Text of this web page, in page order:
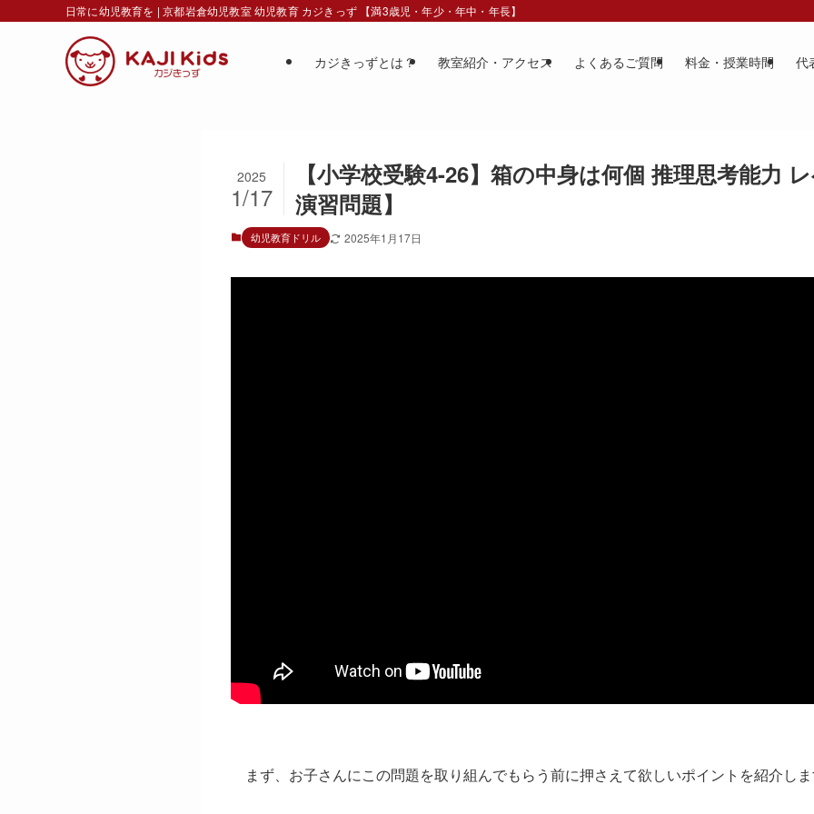
日常に幼児教育を | 京都岩倉幼児教室 幼児教育 カジきっず 【満3歳児・年少・年中・年長】
カジきっずとは？ 教室紹介・アクセス よくあるご質問 料金・授業時間 代
【小学校受験4-26】箱の中身は何個 推理思考能力
演習問題】
2025
1/17
幼児教育ドリル 2025年1月17日
まず、お子さんにこの問題を取り組んでもらう前に押さえて欲しいポイントを紹介し